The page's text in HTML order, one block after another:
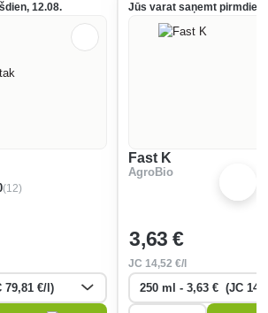
12.08.
(12)
Jūs varat saņemt pirmdien,
Fast K
AgroBio
3,63 €
JC14,52 €/l